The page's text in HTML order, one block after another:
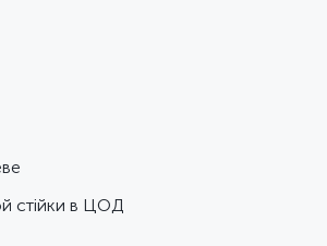
стійки в ЦОД